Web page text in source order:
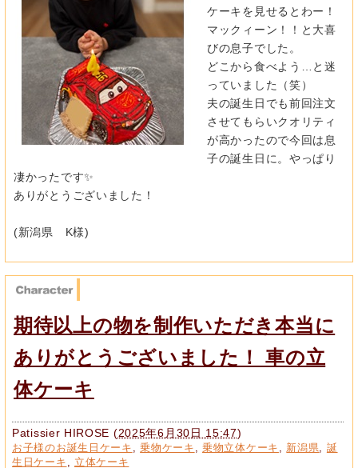
ケーキを見せるとわー！
マックィーン！！と大喜
びの息子でした。
どこから食べよう…と迷
っていました（笑）
夫の誕生日でも前回注文
させてもらいクオリティ
が高かったので今回は息
子の誕生日に。やっぱり
凄かったです✨
ありがとうございました！
(新潟県 K様)
期待以上の物を制作いただき本当に
ありがとうございました！ 車の立
体ケーキ
Patissier HIROSE (2025年6月30日 15:47)
お子様のお誕生日ケーキ ,乗物ケーキ ,乗物立体ケーキ 新潟県
誕
生日ケーキ
立体ケーキ